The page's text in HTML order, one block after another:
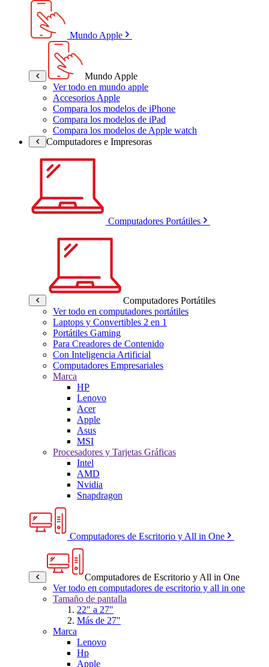
Mundo Apple
Mundo Apple
Ver todo en mundo apple
Accesorios Apple
Compara los modelos de iPhone
Compara los modelos de iPad
Compara los modelos de Apple watch
Computadores e Impresoras
Computadores Portátiles
Computadores Portátiles
Ver todo en computadores portátiles
Laptops y Convertibles 2 en 1
Portátiles Gaming
Para Creadores de Contenido
Con Inteligencia Artificial
Computadores Empresariales
Marca
HP
Lenovo
Acer
Apple
Asus
MSI
Procesadores y Tarjetas Gráficas
Intel
AMD
Nvidia
Snapdragon
Computadores de Escritorio y All in One
Computadores de Escritorio y All in One
Ver todo en computadores de escritorio y all in one
Tamaño de pantalla
22" a 27"
Más de 27"
Marca
Lenovo
Hp
Apple